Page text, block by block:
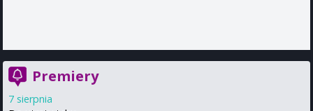
Premiery
7 sierpnia